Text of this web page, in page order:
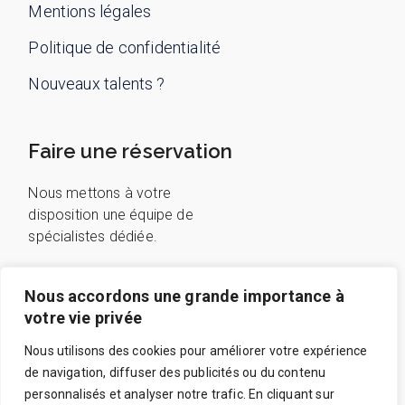
Nous accordons une grande importance à
votre vie privée
Nous utilisons des cookies pour améliorer votre expérience
de navigation, diffuser des publicités ou du contenu
personnalisés et analyser notre trafic. En cliquant sur
Mentions légales
Politique de confidentialité
Nouveaux talents ?
Faire une réservation
Nous mettons à votre
disposition une équipe de
spécialistes dédiée.
Reserver en ligne
Ou, appelez au:07 69 41 68 16